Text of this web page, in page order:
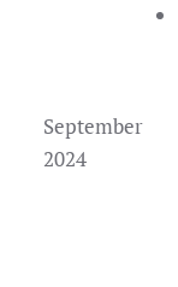
September
2024